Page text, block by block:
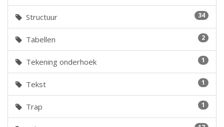
34
Structuur
2
Tabellen
1
Tekening onderhoek
1
Tekst
1
Trap